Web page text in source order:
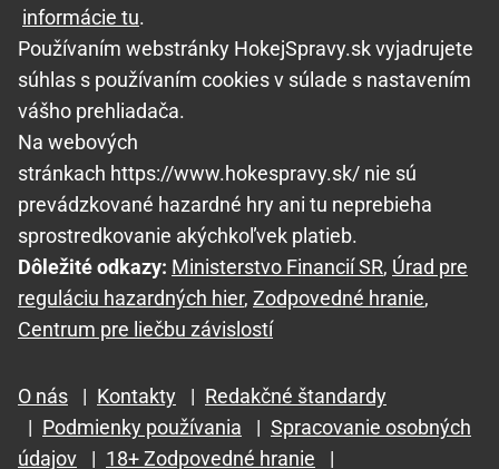
informácie tu.
Používaním webstránky HokejSpravy.sk vyjadrujete
súhlas s používaním cookies v súlade s nastavením
vášho prehliadača.
Na webových
stránkach https://www.hokespravy.sk/ nie sú
prevádzkované hazardné hry ani tu neprebieha
sprostredkovanie akýchkoľvek platieb.
Dôležité odkazy: Ministerstvo Financií SR, Úrad pre
reguláciu hazardných hier, Zodpovedné hranie,
Centrum pre liečbu závislostí
O nás | Kontakty | Redakčné štandardy
| Podmienky používania | Spracovanie osobných
údajov
| 18+ Zodpovedné hranie |